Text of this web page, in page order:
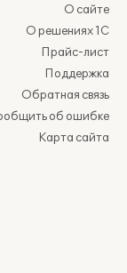
О сайте
О решениях 1С
Прайс-лист
Поддержка
Обратная связь
об ошибке
Карта сайта